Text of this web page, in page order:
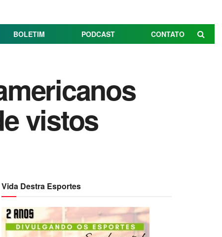
BOLETIM PODCAST CONTATO
vistos
Vida Destra Esportes